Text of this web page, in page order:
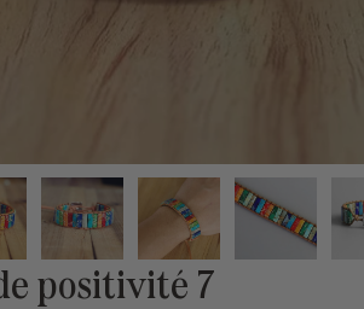
positivité 7